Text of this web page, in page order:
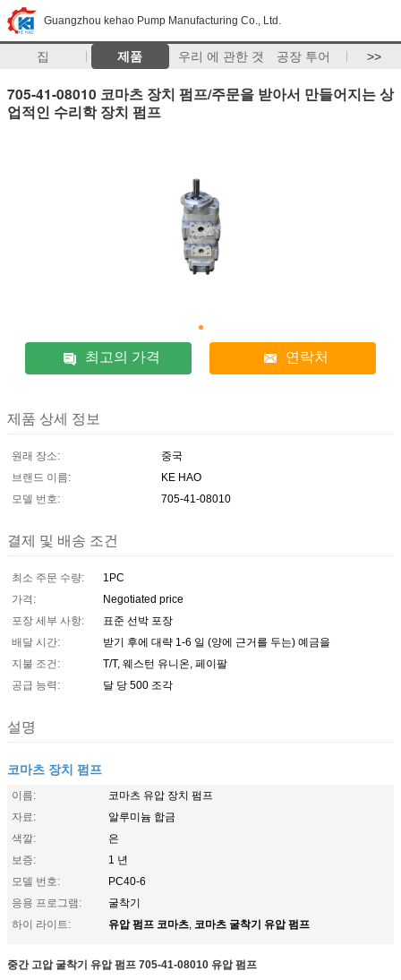
Guangzhou kehao Pump Manufacturing Co., Ltd.
집 제품 우리 에 관한 것 공장 투어 >>
705-41-08010 코마츠 장치 펌프/주문을 받아서 만들어지는 상
업적인 수리학 장치 펌프
최고의 가격 연락처
제품 상세 정보
원래 장소:
중국
브랜드 이름:
KE HAO
모델 번호:
705-41-08010
결제 및 배송 조건
최소 주문 수량:
1PC
가격:
Negotiated price
포장 세부 사항:
표준 선박 포장
배달 시간:
받기 후에 대략 1-6 일 (양에 근거를 두는) 예금을
지불 조건:
T/T, 웨스턴 유니온, 페이팔
공급 능력:
달 당 500 조각
설명
코마츠 장치 펌프
이름:
코마츠 유압 장치 펌프
자료:
알루미늄 합금
색깔:
은
보증:
1 년
모델 번호:
PC40-6
응용 프로그램:
굴착기
하이 라이트:
유압 펌프 코마츠, 코마츠 굴착기 유압 펌프
중간 고압 굴착기 유압 펌프 705-41-08010 유압 펌프